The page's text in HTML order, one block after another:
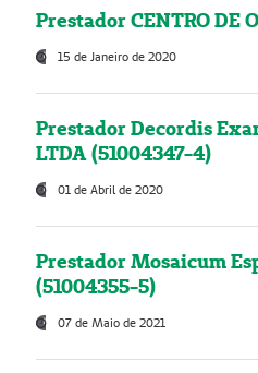
Prestador CENTRO DE
15 de Janeiro de 2020
Prestador Decordis
LTDA (51004347-4)
01 de Abril de 2020
Prestador Mosaicum
(51004355-5)
07 de Maio de 2021